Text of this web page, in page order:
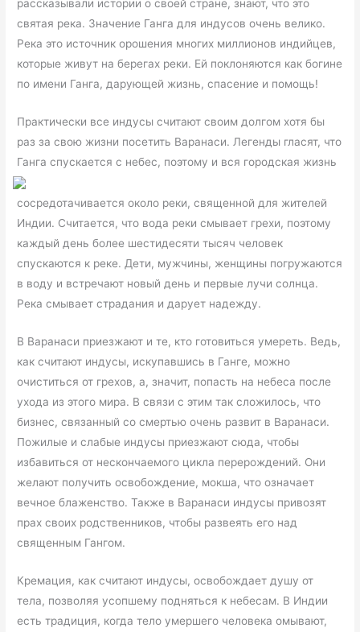
рассказывали истории о своей стране, знают, что это
святая река. Значение Ганга для индусов очень велико.
Река это источник орошения многих миллионов индийцев,
которые живут на берегах реки. Ей поклоняются как богине
по имени Ганга, дарующей жизнь, спасение и помощь!
Практически все индусы считают своим долгом хотя бы
раз за свою жизни посетить Варанаси. Легенды гласят, что
Ганга спускается с небес, поэтому и вся городская жизнь
сосредотачивается около реки, священной для жителей
Индии. Считается, что вода реки смывает грехи, поэтому
каждый день более шестидесяти тысяч человек
спускаются к реке. Дети, мужчины, женщины погружаются
в воду и встречают новый день и первые лучи солнца.
Река смывает страдания и дарует надежду.
В Варанаси приезжают и те, кто готовиться умереть. Ведь,
как считают индусы, искупавшись в Ганге, можно
очиститься от грехов, а, значит, попасть на небеса после
ухода из этого мира. В связи с этим так сложилось, что
бизнес, связанный со смертью очень развит в Варанаси.
Пожилые и слабые индусы приезжают сюда, чтобы
избавиться от нескончаемого цикла перерождений. Они
желают получить освобождение, мокша, что означает
вечное блаженство. Также в Варанаси индусы привозят
прах своих родственников, чтобы развеять его над
священным Гангом.
Кремация, как считают индусы, освобождает душу от
тела, позволяя усопшему подняться к небесам. В Индии
есть традиция, когда тело умершего человека омывают,